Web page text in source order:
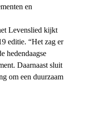
en
Levenslied kijkt
editie. “Het zag er
hedendaagse
Daarnaast sluit
om een duurzaam